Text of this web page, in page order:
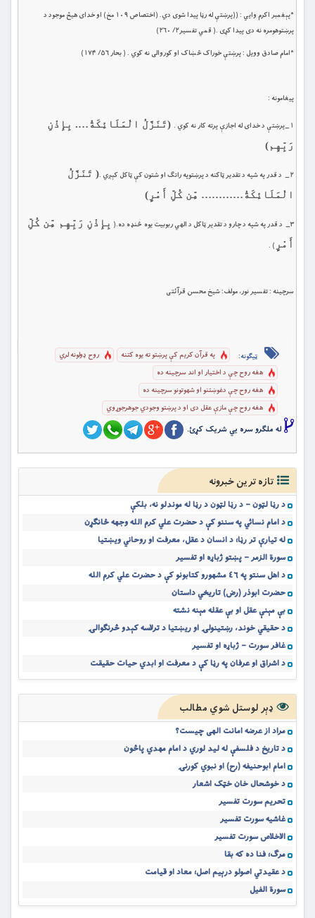
*پېغمبر اکرم وايي : ((پرښتې له رڼا پيدا شوى دي. ‏(اختصاص ۱۰۹ مخ‏) او خداى هيڅ موجود د
پرښتوهومره نه دی پيدا کړی .( قمي تفسیر۲/ ۲۶۰) ‏
*امام صادق وويل : پرښتې خوراک څښاک او کوروالى نه کوي . ( بحار ۵۶/ ۱۷۴)
پيغامونه :
١_پرښتې د خداى له اجازې پرته ‏کار نه کوي .
(تَنَزَّلُ الْمَلَائِكَةُ…. بِإِذْنِ
رَبِّهِم)
٢_ د قدر په شپه د تقدير ټاکنه د پرښتوپه راتګ او شتون کې ټاکل کېږي .
( تَنَزَّلُ
الْمَلَائِكَةُ………… مِّن كُلِّ أَمْرٍ)
٣_ د قدر په شپه د چارو د تقدير ټاکل د الهي ربوبيت يوه څنډه ‏ده.(
بِإِذْنِ رَبِّهِم مِّن كُلِّ
أَمْرٍ ) .
سرچینه : تفسیر نور، مولف: شیخ محسن قرآئتی
ټیګونه: په قرآن کریم کې پرښتو ته يوه کتنه
روح ډولونه لري
هغه روح چې د اختيار او اند ‏سرچينه ده
هغه روح چې دغوښتنو او شهوتونو سرچينه ده
هغه روح چې مازې عقل دى او د پرښتو وجودي جوهرجوړوي
له ملگرو سره یي شریک کړئ.
تازه ترین خبرونه
د رڼا لټون – د رڼا لټون د رڼا له موندلو نه، بلکې
د امام نسائي په سننو کې د حضرت علي کرم الله وجهه ځانګړن
له تیارې تر رڼا؛ د انسان د عقل، معرفت او روحاني ویښتیا
سورة الزمر – پښتو ژباړه او تفسیر
د اهل سنتو په ٤٦ مشهورو کتابونو کې د حضرت علي کرم الله
حضرت ابوذر (رض) تاریخي داستان
بې مېنې عقل او بې عقله مېنه نشته
د حقیقي خوند، رښتینولۍ او ریښتیا د ترلاسه کېدو څرنګوالۍ
غافر سورت – ژباړه او تفسیر
د اشراق او عرفان په رڼا کې د معرفت او ابدي حیات حقیقت
ډېر لوستل شوي مطالب
مراد از عرضه امانت الهی چیست؟
د تاريخ د فلسفې له ليد لوري د امام مهدي پاڅون
امام ابوحنیفه (رح) او نبوي کورنۍ
د خوشحال خان خټک اشعار
تحریم سورت تفسیر
غاشیه سورت تفسیر
الاخلاص سورت تفسیر
مرګ؛ فنا ده که بقا
د عقیدتي اصولو درېیم اصل؛ معاد او قیامت
سورة الفیل